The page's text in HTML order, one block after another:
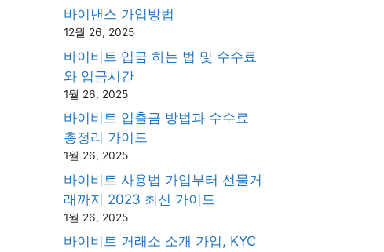
바이낸스 가입방법
12월 26, 2025
바이비트 입금 하는 법 및 수수료
와 입금시간
1월 26, 2025
바이비트 입출금 방법과 수수료
총정리 가이드
1월 26, 2025
바이비트 사용법 가입부터 선물거
래까지 2023 최신 가이드
1월 26, 2025
바이비트 거래소 소개 가입, KYC